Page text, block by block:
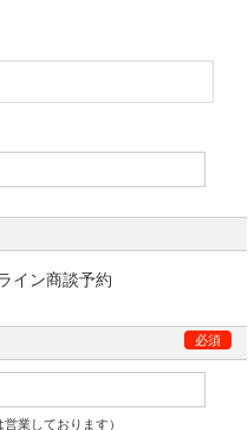
イン商談予約
必須
業しております）